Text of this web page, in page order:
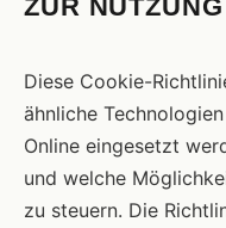
ZUR
Diese Cookie-
ähnliche
Online eingesetzt
und welche
zu steuern. Die